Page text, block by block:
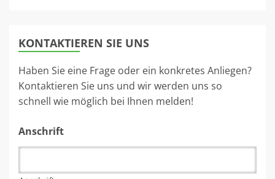
KONTAKTIEREN SIE UNS
Haben Sie eine Frage oder ein konkretes Anliegen?
Kontaktieren Sie uns und wir werden uns so
schnell wie möglich bei Ihnen melden!
Anschrift